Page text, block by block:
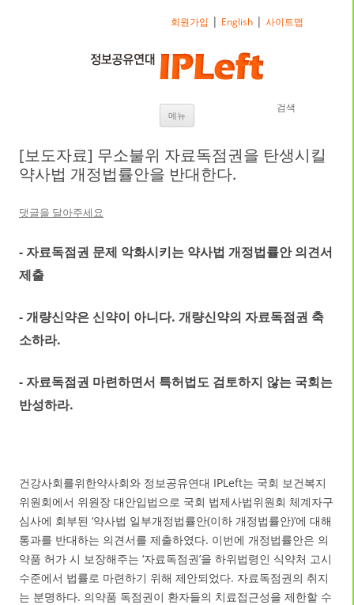
메뉴 내용으로 바로가기검색
회원가입 | English |사이트맵
[보도자료] 무소불위 자료독점권을 탄생시킬
약사법 개정법률안을 반대한다.
댓글을 달아주세요
- 자료독점권 문제 악화시키는 약사법 개정법률안 의견서
제출
- 개량신약은 신약이 아니다. 개량신약의 자료독점권 축
소하라.
- 자료독점권 마련하면서 특허법도 검토하지 않는 국회는
반성하라.
건강사회를위한약사회와 정보공유연대 IPLeft는 국회 보건복지
위원회에서 위원장 대안입법으로 국회 법제사법위원회 체계자구
심사에 회부된 ‘약사법 일부개정법률안(이하 개정법률안)’에 대해
통과를 반대하는 의견서를 제출하였다. 이번에 개정법률안은 의
약품 허가 시 보장해주는 ‘자료독점권’을 하위법령인 식약처 고시
수준에서 법률로 마련하기 위해 제안되었다. 자료독점권의 취지
는 분명하다. 의약품 독점권이 환자들의 치료접근성을 제한할 수